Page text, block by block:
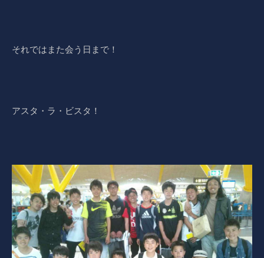
それではまた会う日まで！
アスタ・ラ・ビスタ！